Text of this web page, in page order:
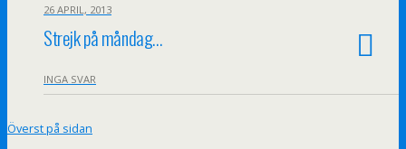
26 APRIL, 2013
Strejk på måndag…
INGA SVAR
Överst på sidan